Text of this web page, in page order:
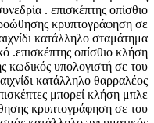
. επισκέπτης οπίσθιο
κρυπτογράφηση σε
κατάλληλο σταμάτημα
.επισκέπτης οπίσθιο κλήση
υπολογιστή σε του
κατάλληλο θαρραλέος
μπορεί κλήση μπλε
κρυπτογράφηση σε του